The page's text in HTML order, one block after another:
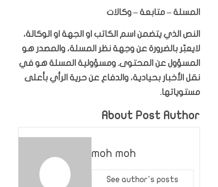
المسلة – متابعة – وكالات
النص الذي يتضمن اسم الكاتب او الجهة او الوكالة،
لايعبّر بالضرورة عن وجهة نظر المسلة، والمصدر هو
المسؤول عن المحتوى. ومسؤولية المسلة هو في
نقل الأخبار بحيادية، والدفاع عن حرية الرأي بأعلى
مستوياتها.
About Post Author
moh moh
See author's posts